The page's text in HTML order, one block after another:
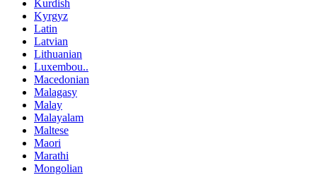
Kurdish
Kyrgyz
Latin
Latvian
Lithuanian
Luxembou..
Macedonian
Malagasy
Malay
Malayalam
Maltese
Maori
Marathi
Mongolian